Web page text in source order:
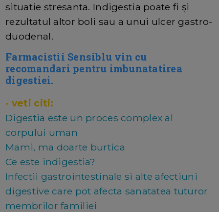
situatie stresanta. Indigestia poate fi şi
rezultatul altor boli sau a unui ulcer gastro-
duodenal.
Farmacistii Sensiblu vin cu
recomandari pentru imbunatatirea
digestiei.
- veti citi:
Digestia este un proces complex al
corpului uman
Mami, ma doarte burtica
Ce este indigestia?
Infectii gastrointestinale si alte afectiuni
digestive care pot afecta sanatatea tuturor
membrilor familiei